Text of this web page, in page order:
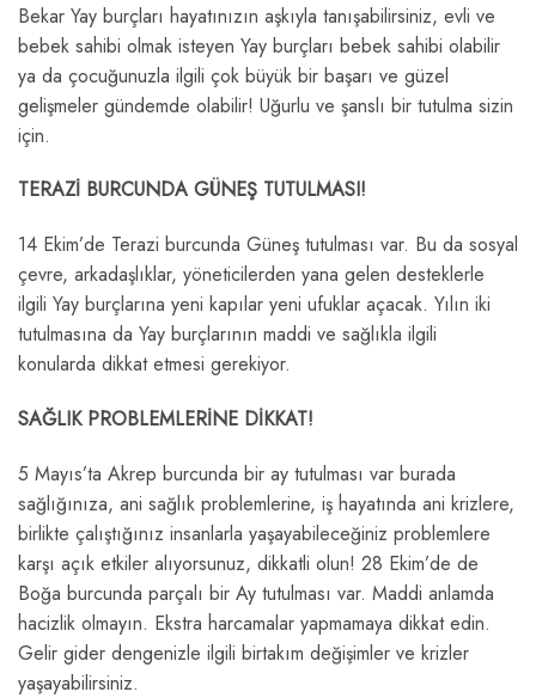
Bekar Yay burçları hayatınızın aşkıyla tanışabilirsiniz, evli ve
bebek sahibi olmak isteyen Yay burçları bebek sahibi olabilir
ya da çocuğunuzla ilgili çok büyük bir başarı ve güzel
gelişmeler gündemde olabilir! Uğurlu ve şanslı bir tutulma sizin
için.
TERAZİ BURCUNDA GÜNEŞ TUTULMASI!
14 Ekim’de Terazi burcunda Güneş tutulması var. Bu da sosyal
çevre, arkadaşlıklar, yöneticilerden yana gelen desteklerle
ilgili Yay burçlarına yeni kapılar yeni ufuklar açacak. Yılın iki
tutulmasına da Yay burçlarının maddi ve sağlıkla ilgili
konularda dikkat etmesi gerekiyor.
SAĞLIK PROBLEMLERİNE DİKKAT!
5 Mayıs’ta Akrep burcunda bir ay tutulması var burada
sağlığınıza, ani sağlık problemlerine, iş hayatında ani krizlere,
birlikte çalıştığınız insanlarla yaşayabileceğiniz problemlere
karşı açık etkiler alıyorsunuz, dikkatli olun! 28 Ekim’de de
Boğa burcunda parçalı bir Ay tutulması var. Maddi anlamda
hacizlik olmayın. Ekstra harcamalar yapmamaya dikkat edin.
Gelir gider dengenizle ilgili birtakım değişimler ve krizler
yaşayabilirsiniz.